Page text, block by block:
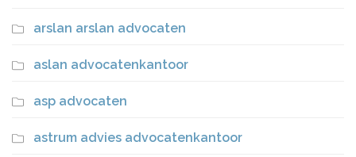
arslan arslan advocaten
aslan advocatenkantoor
asp advocaten
astrum advies advocatenkantoor